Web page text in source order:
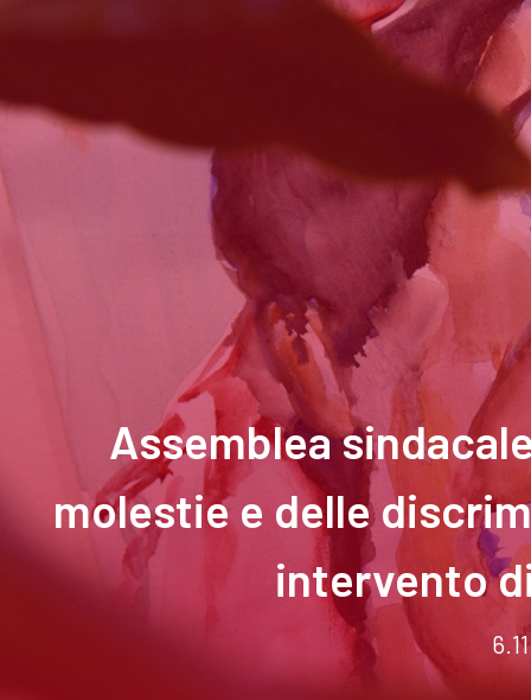
Assemblea
molestie e delle
intervento